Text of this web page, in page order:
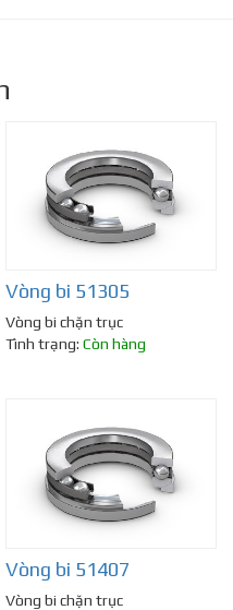
Vòng bi 51305
Vòng bi chặn trục
Tình trạng: Còn hàng
Vòng bi 51407
Vòng bi chặn trục